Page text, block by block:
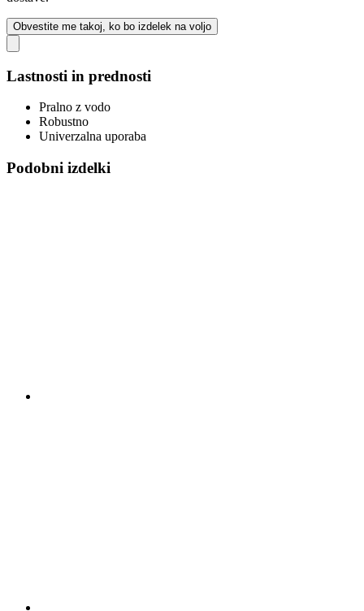
Obvestite me takoj, ko bo izdelek na voljo
Lastnosti in prednosti
Pralno z vodo
Robustno
Univerzalna uporaba
Podobni izdelki